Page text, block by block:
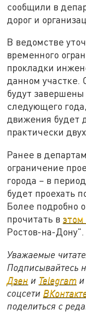
сообщили в
дорог и
В ведомстве
временного
прокладки
данном участке.
будут
следующего
движения будет
практически
Ранее в
ограничение
города – в
будет проехать
Более подробно
прочитать в
Ростов-на-Дону".
Уважаемые
Подписывайтесь
Дзен и Telegram
соцсети
поделиться с